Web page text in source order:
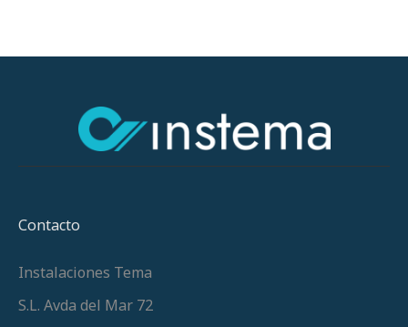
Contacto
Instalaciones Tema
S.L. Avda del Mar 72